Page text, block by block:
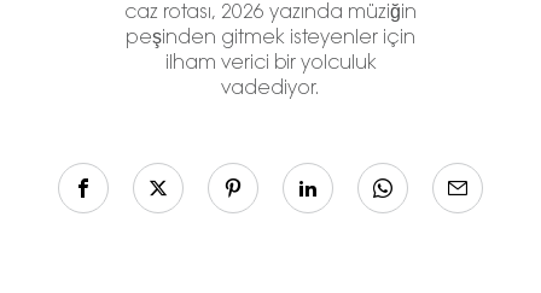
caz rotası, 2026 yazında müziğin
peşinden gitmek isteyenler için
ilham verici bir yolculuk
vadediyor.